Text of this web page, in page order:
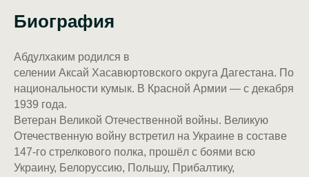
Биография
Абдулхаким родился в
селении Аксай Хасавюртовского округа Дагестана. По
национальности кумык. В Красной Армии — с декабря
1939 года.
Ветеран Великой Отечественной войны. Великую
Отечественную войну встретил на Украине в составе
147-го стрелкового полка, прошёл с боями всю
Украину, Белоруссию, Польшу, Прибалтику,